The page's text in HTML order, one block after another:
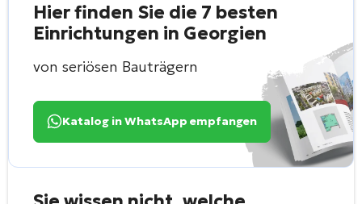
Hier finden Sie die 7 besten
Einrichtungen in Georgien
von seriösen Bauträgern
Katalog in WhatsApp empfangen